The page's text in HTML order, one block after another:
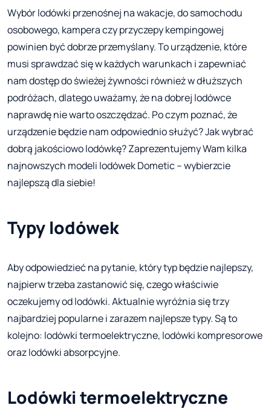
Wybór lodówki przenośnej na wakacje, do samochodu
osobowego, kampera czy przyczepy kempingowej
powinien być dobrze przemyślany. To urządzenie, które
musi sprawdzać się w każdych warunkach i zapewniać
nam dostęp do świeżej żywności również w dłuższych
podróżach, dlatego uważamy, że na dobrej lodówce
naprawdę nie warto oszczędzać. Po czym poznać, że
urządzenie będzie nam odpowiednio służyć? Jak wybrać
dobrą jakościowo lodówkę? Zaprezentujemy Wam kilka
najnowszych modeli lodówek Dometic – wybierzcie
najlepszą dla siebie!
Typy lodówek
Aby odpowiedzieć na pytanie, który typ będzie najlepszy,
najpierw trzeba zastanowić się, czego właściwie
oczekujemy od lodówki. Aktualnie wyróżnia się trzy
najbardziej popularne i zarazem najlepsze typy. Są to
kolejno: lodówki termoelektryczne, lodówki kompresorowe
oraz lodówki absorpcyjne.
Lodówki termoelektryczne